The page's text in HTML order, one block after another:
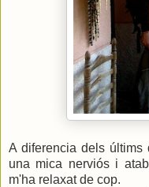
A diferencia dels últims
una mica nerviós i
m'ha relaxat de cop.